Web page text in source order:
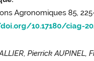
Agronomiques 85,
10.17180/ciag-
Pierrick AUPINEL,